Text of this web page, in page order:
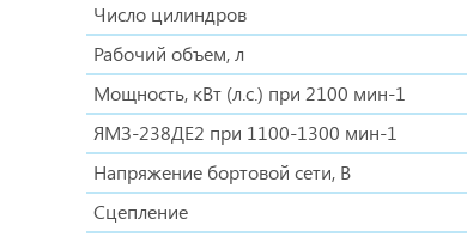
Число цилиндров
Рабочий объем, л
Мощность, кВт (л.с.) при 2100 мин-1
ЯМЗ-238ДЕ2 при 1100-1300 мин-1
Напряжение бортовой сети, В
Сцепление